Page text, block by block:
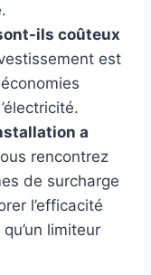
ils coûteux
est
a
rencontrez
de surcharge
l’efficacité
limiteur